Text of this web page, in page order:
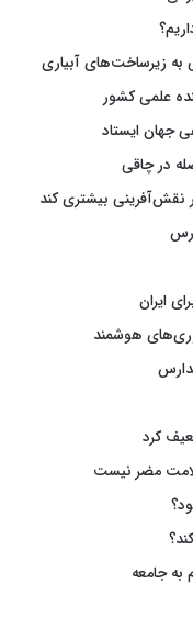
به زیرساخت‌های آبیاری
علمی کشور
جهان ایستاد
در چاقی
بیشتری کند
هوشمند
کرد
مضر نیست
به جامعه